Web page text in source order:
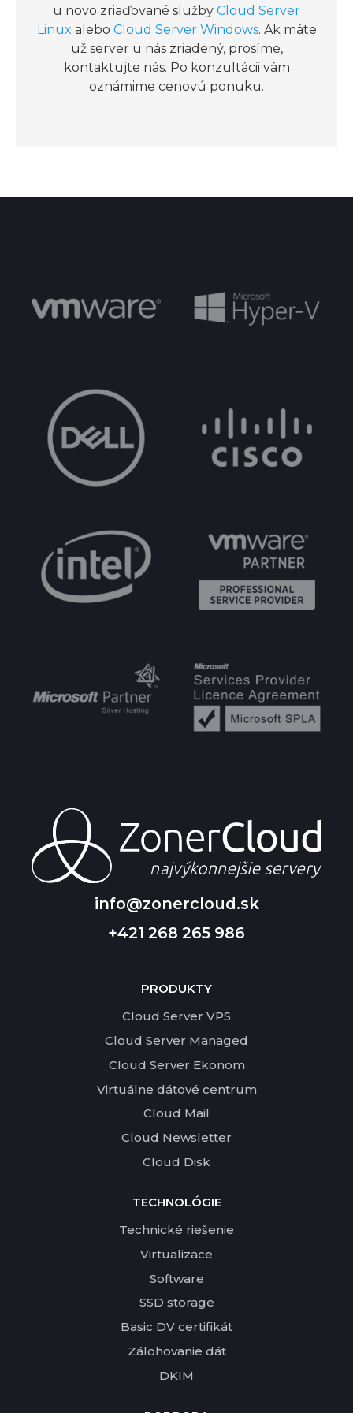
u novo zriaďované služby Cloud Server
Linux alebo Cloud Server Windows. Ak máte
už server u nás zriadený, prosíme,
kontaktujte nás. Po konzultácii vám
oznámime cenovú ponuku.
info@zonercloud.sk
+421 268 265 986
PRODUKTY
Cloud Server VPS
Cloud Server Managed
Cloud Server Ekonom
Virtuálne dátové centrum
Cloud Mail
Cloud Newsletter
Cloud Disk
TECHNOLÓGIE
Technické riešenie
Virtualizace
Software
SSD storage
Basic DV certifikát
Zálohovanie dát
DKIM